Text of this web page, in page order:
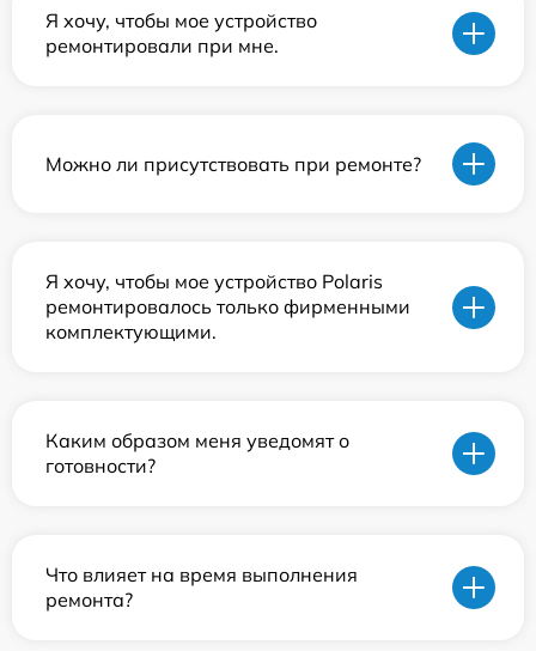
Я хочу, чтобы мое устройство
ремонтировали при мне.
Можно ли присутствовать при ремонте?
Я хочу, чтобы мое устройство Polaris
ремонтировалось только фирменными
комплектующими.
Каким образом меня уведомят о
готовности?
Что влияет на время выполнения
ремонта?